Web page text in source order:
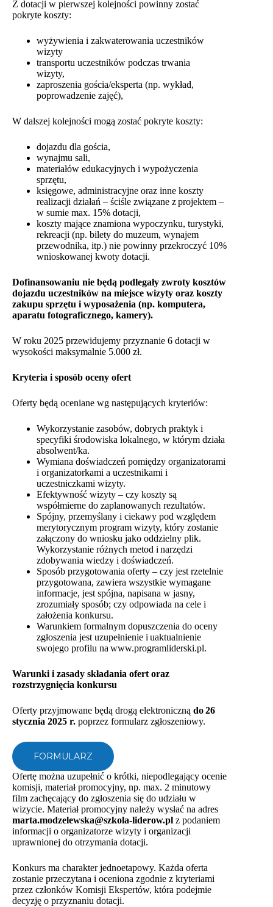
Z dotacji w pierwszej kolejności powinny zostać
pokryte koszty:
wyżywienia i zakwaterowania uczestników
wizyty
transportu uczestników podczas trwania
wizyty,
zaproszenia gościa/eksperta (np. wykład,
poprowadzenie zajęć),
W dalszej kolejności mogą zostać pokryte koszty:
dojazdu dla gościa,
wynajmu sali,
materiałów edukacyjnych i wypożyczenia
sprzętu,
księgowe, administracyjne oraz inne koszty
realizacji działań – ściśle związane z projektem –
w sumie max. 15% dotacji,
koszty mające znamiona wypoczynku, turystyki,
rekreacji (np. bilety do muzeum, wynajem
przewodnika, itp.) nie powinny przekroczyć 10%
wnioskowanej kwoty dotacji.
Dofinansowaniu nie będą podlegały zwroty kosztów
dojazdu uczestników na miejsce wizyty oraz koszty
zakupu sprzętu i wyposażenia (np. komputera,
aparatu fotograficznego, kamery).
W roku 2025 przewidujemy przyznanie 6 dotacji w
wysokości maksymalnie 5.000 zł.
Kryteria i sposób oceny ofert
Oferty będą oceniane wg następujących kryteriów:
Wykorzystanie zasobów, dobrych praktyk i
specyfiki środowiska lokalnego, w którym działa
absolwent/ka.
Wymiana doświadczeń pomiędzy organizatorami
i organizatorkami a uczestnikami i
uczestniczkami wizyty.
Efektywność wizyty – czy koszty są
współmierne do zaplanowanych rezultatów.
Spójny, przemyślany i ciekawy pod względem
merytorycznym program wizyty, który zostanie
załączony do wniosku jako oddzielny plik.
Wykorzystanie różnych metod i narzędzi
zdobywania wiedzy i doświadczeń.
Sposób przygotowania oferty – czy jest rzetelnie
przygotowana, zawiera wszystkie wymagane
informacje, jest spójna, napisana w jasny,
zrozumiały sposób; czy odpowiada na cele i
założenia konkursu.
Warunkiem formalnym dopuszczenia do oceny
zgłoszenia jest uzupełnienie i uaktualnienie
swojego profilu na www.programliderski.pl.
Warunki i zasady składania ofert oraz
rozstrzygnięcia konkursu
Oferty przyjmowane będą drogą elektroniczną do 26
stycznia 2025 r. poprzez formularz zgłoszeniowy.
FORMULARZ
Ofertę można uzupełnić o krótki, niepodlegający ocenie
komisji, materiał promocyjny, np. max. 2 minutowy
film zachęcający do zgłoszenia się do udziału w
wizycie. Materiał promocyjny należy wysłać na adres
marta.modzelewska@szkola-liderow.pl z podaniem
informacji o organizatorze wizyty i organizacji
uprawnionej do otrzymania dotacji.
Konkurs ma charakter jednoetapowy. Każda oferta
zostanie przeczytana i oceniona zgodnie z kryteriami
przez członków Komisji Ekspertów, która podejmie
decyzję o przyznaniu dotacji.